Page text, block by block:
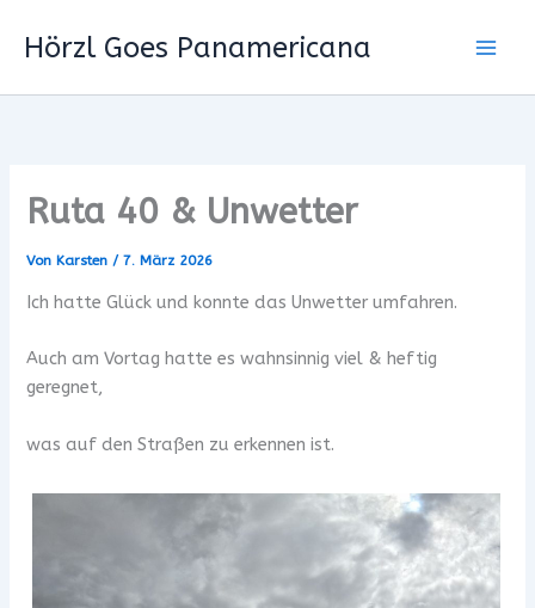
InhaltHörzl Goes Panamericana
Ruta 40 & Unwetter
Von Karsten/7. März 2026
Ich hatte Glück und konnte das Unwetter umfahren.
Auch am Vortag hatte es wahnsinnig viel & heftig
geregnet,
was auf den Straßen zu erkennen ist.